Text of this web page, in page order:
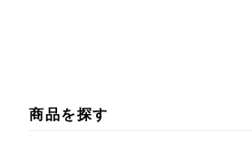
商品を探す